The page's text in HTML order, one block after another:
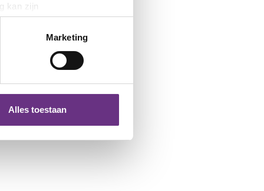
kan zijn
detailgedeeltein. U kunt uw
partners voor social
die u aan ze heeft
Marketing
Alles toestaan